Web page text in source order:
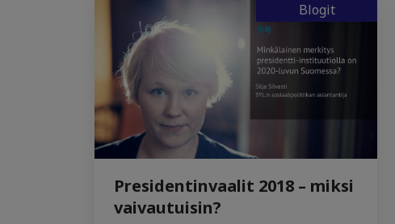
Blogit
Presidentinvaalit 2018 – miksi
vaivautuisin?